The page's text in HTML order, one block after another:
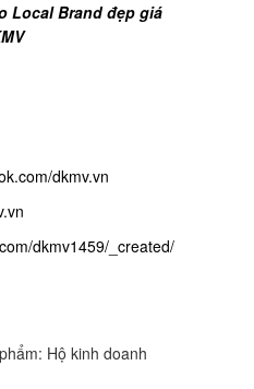
Local Brand đẹp giá
dkmv.vn
dkmv1459/_created/
Hộ kinh doanh